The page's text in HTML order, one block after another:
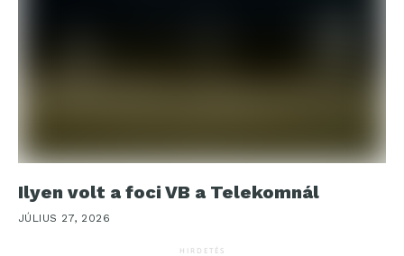
Ilyen volt a foci VB a Telekomnál
JÚLIUS 27, 2026
HIRDETÉS